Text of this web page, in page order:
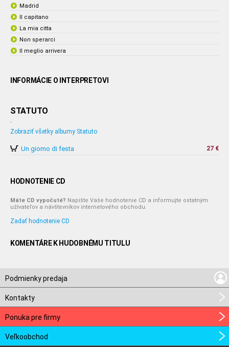
Madrid
Il capitano
La mia citta
Non sperarci
Il meglio arrivera
INFORMÁCIE O INTERPRETOVI
STATUTO
-
Zobraziť všetky albumy Statuto
Un giorno di festa 27 €
HODNOTENIE CD
Máte CD vypočuté? Napíšte Vaše hodnotenie CD a informujte ostatným
užívateľov a návštevníkov internetového obchodu.
Zadať hodnotenie CD
KOMENTÁRE K HUDOBNÉMU TITULU
Podmienky predaja
Kontakty
Ponuka pre firmy
Veľkoobchod